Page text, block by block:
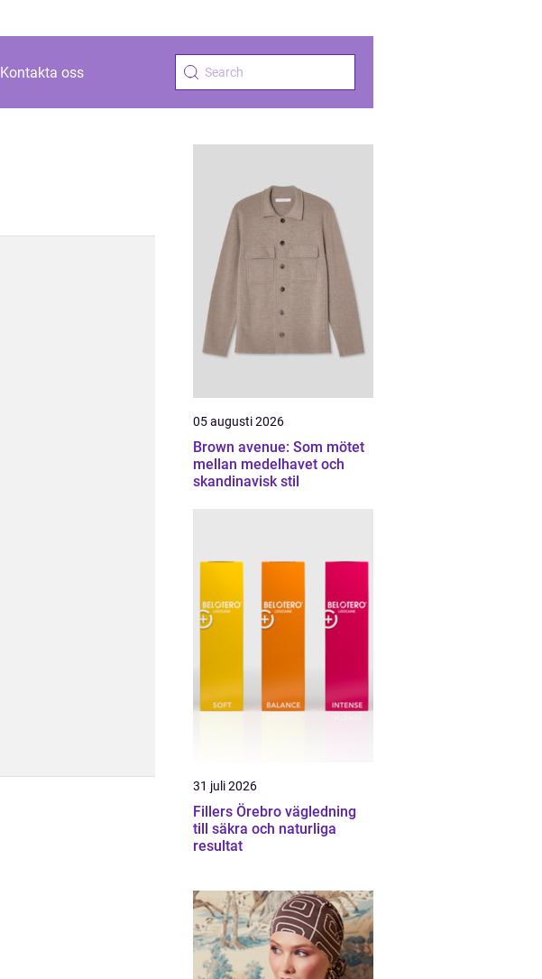
Kontakta oss
05 augusti 2026
Brown avenue: Som mötet
mellan medelhavet och
skandinavisk stil
31 juli 2026
Fillers Örebro vägledning
till säkra och naturliga
resultat